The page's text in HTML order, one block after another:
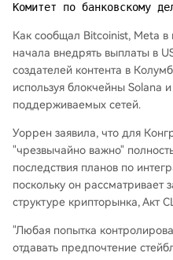
Комитет по банковскому
Как сообщал Bitcoinist, Meta
начала внедрять выплаты в
создателей контента в
используя блокчейны Solana
поддерживаемых сетей.
Уоррен заявила, что для
"чрезвычайно важно"
последствия планов по
поскольку он рассматривает
структуре крипторынка, Акт
"Любая попытка
отдавать предпочтение